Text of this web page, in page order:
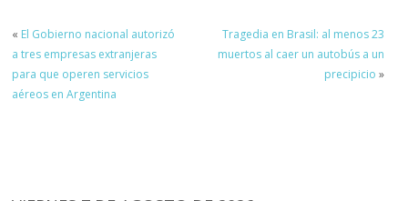
« El Gobierno nacional autorizó
a tres empresas extranjeras
para que operen servicios
aéreos en Argentina
Tragedia en Brasil: al menos 23
muertos al caer un autobús a un
precipicio »